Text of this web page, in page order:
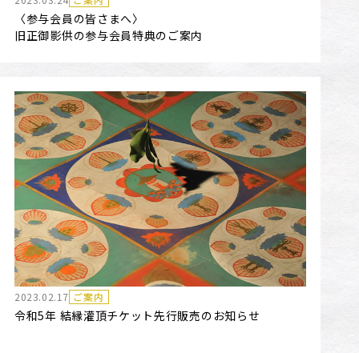
〈参与会員の皆さまへ〉
旧正御影供の参与会員特典のご案内
2023.02.17 ご案内
令和5年 結縁灌頂チケット先行販売のお知らせ